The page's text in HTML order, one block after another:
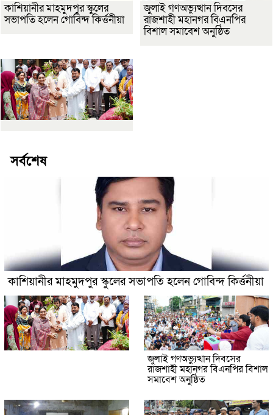
কাশিয়ানীর মাহমুদপুর স্কুলের
সভাপতি হলেন গোবিন্দ কির্ত্তনীয়া
জুলাই গণঅভ্যুত্থান দিবসের
রাজশাহী মহানগর বিএনপির
বিশাল সমাবেশ অনুষ্ঠিত
সর্বশেষ
কাশিয়ানীর মাহমুদপুর স্কুলের সভাপতি হলেন গোবিন্দ কির্ত্তনীয়া
জুলাই গণঅভ্যুত্থান দিবসের
রাজশাহী মহানগর বিএনপির বিশাল
সমাবেশ অনুষ্ঠিত